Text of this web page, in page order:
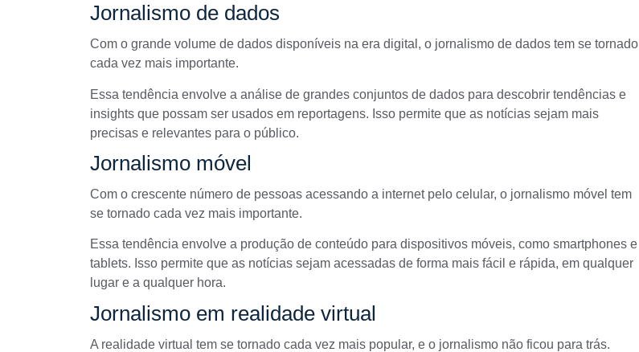
Jornalismo de dados
Com o grande volume de dados disponíveis na era digital , o jornalismo de dados tem se tornado
cada vez mais importante.
Essa tendência envolve a análise de grandes conjuntos de dados para descobrir tendências e
insights que possam ser usados em reportagens. Isso permite que as notícias sejam mais
precisas e relevantes para o público.
Jornalismo móvel
Com o crescente número de pessoas acessando a internet pelo celular, o jornalismo móvel tem
se tornado cada vez mais importante.
Essa tendência envolve a produção de conteúdo para dispositivos móveis, como smartphones e
tablets. Isso permite que as notícias sejam acessadas de forma mais fácil e rápida, em qualquer
lugar e a qualquer hora.
Jornalismo em realidade virtual
A realidade virtual tem se tornado cada vez mais popular, e o jornalismo não ficou para trás.